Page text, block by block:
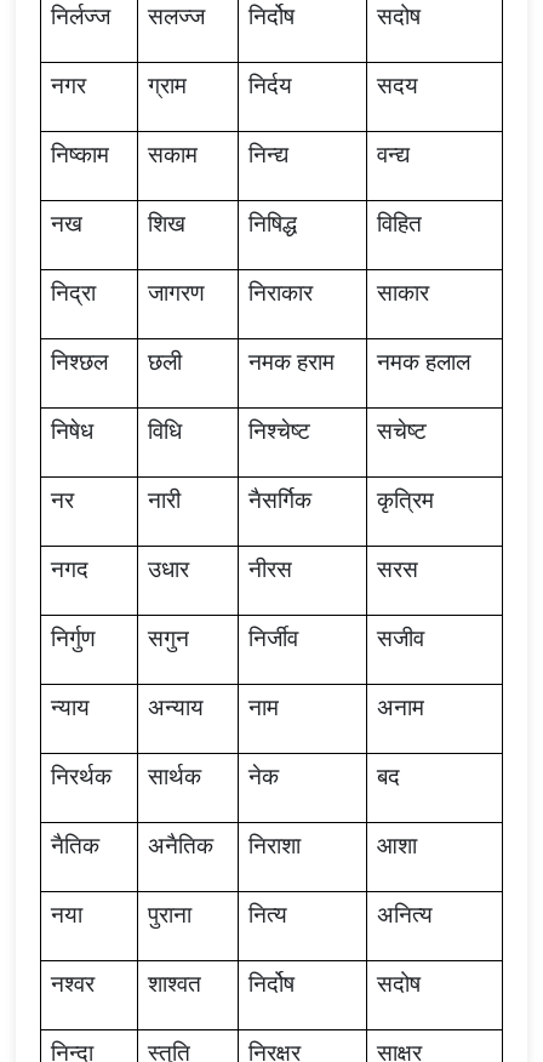
निर्लज्ज सलज्ज निर्दोष सदोष
नगर ग्राम निर्दय सदय
निष्काम सकाम निन्द्य वन्द्य
नख शिख निषिद्ध विहित
निद्रा जागरण निराकार साकार
निश्छल छली नमक हराम नमक हलाल
निषेध विधि निश्चेष्ट सचेष्ट
नर नारी नैसर्गिक कृत्रिम
नगद उधार नीरस सरस
निर्गुण सगुन निर्जीव सजीव
न्याय अन्याय नाम अनाम
निरर्थक सार्थक नेक बद
नैतिक अनैतिक निराशा आशा
नया पुराना नित्य अनित्य
नश्वर शाश्वत निर्दोष सदोष
निन्दा स्तुति निरक्षर साक्षर